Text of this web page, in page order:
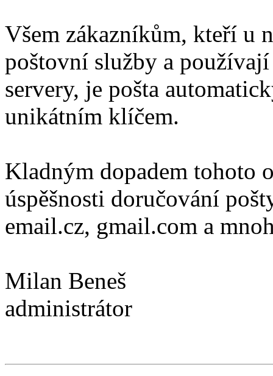
Všem zákazníkům, kteří u
poštovní služby a používají
servery, je pošta
unikátním klíčem.
Kladným dopadem tohoto
úspěšnosti doručování
email.cz, gmail.com a
Milan Beneš
administrátor